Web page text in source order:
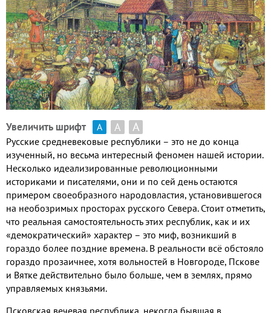
Увеличить шрифт А А А
Русские средневековые республики – это не до конца
изученный, но весьма интересный феномен нашей истории.
Несколько идеализированные революционными
историками и писателями, они и по сей день остаются
примером своеобразного народовластия, установившегося
на необозримых просторах русского Севера. Стоит отметить,
что реальная самостоятельность этих республик, как и их
«демократический» характер – это миф, возникший в
гораздо более поздние времена. В реальности всё обстояло
гораздо прозаичнее, хотя вольностей в Новгороде, Пскове
и Вятке действительно было больше, чем в землях, прямо
управляемых князьями.